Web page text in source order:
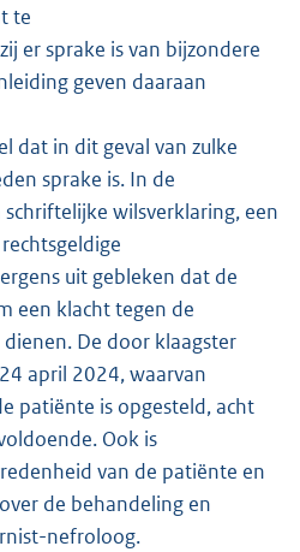
te
er sprake is van bijzondere
geven daaraan
dat in dit geval van zulke
sprake is. In de
wilsverklaring, een
uit gebleken dat de
een klacht tegen de
De door klaagster
april 2024, waarvan
patiënte is opgesteld, acht
Ook is
van de patiënte en
de behandeling en
nefroloog.